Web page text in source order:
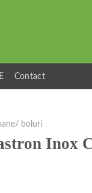
Contact
boluri
Inox